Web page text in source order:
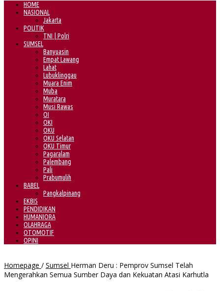
HOME
NASIONAL
Jakarta
POLITIK
TNI | Polri
SUMSEL
Banyuasin
Empat Lawang
Lahat
Lubuklinggau
Muara Enim
Muba
Muratara
Musi Rawas
OI
OKI
OKU
OKU Selatan
OKU Timur
Pagaralam
Palembang
Pali
Prabumulih
BABEL
Pangkalpinang
EKBIS
PENDIDIKAN
HUMANIORA
OLAHRAGA
OTOMOTIF
OPINI
Homepage / Sumsel Herman Deru : Pemprov Sumsel Telah
Mengerahkan Semua Sumber Daya dan Kekuatan Atasi Karhutla